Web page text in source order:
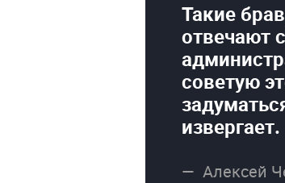
Такие
отвечают
советую
извергает.
Алексей